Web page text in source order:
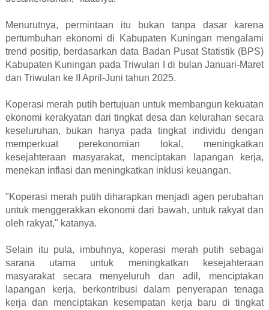
Menurutnya, permintaan itu bukan tanpa dasar karena
pertumbuhan ekonomi di Kabupaten Kuningan mengalami
trend positip, berdasarkan data Badan Pusat Statistik (BPS)
Kabupaten Kuningan pada Triwulan I di bulan Januari-Maret
dan Triwulan ke II April-Juni tahun 2025.
Koperasi merah putih bertujuan untuk membangun kekuatan
ekonomi kerakyatan dari tingkat desa dan kelurahan secara
keseluruhan, bukan hanya pada tingkat individu dengan
memperkuat perekonomian lokal, meningkatkan
kesejahteraan masyarakat, menciptakan lapangan kerja,
menekan inflasi dan meningkatkan inklusi keuangan.
"Koperasi merah putih diharapkan menjadi agen perubahan
untuk menggerakkan ekonomi dari bawah, untuk rakyat dan
oleh rakyat," katanya.
Selain itu pula, imbuhnya, koperasi merah putih sebagai
sarana utama untuk meningkatkan kesejahteraan
masyarakat secara menyeluruh dan adil, menciptakan
lapangan kerja, berkontribusi dalam penyerapan tenaga
kerja dan menciptakan kesempatan kerja baru di tingkat